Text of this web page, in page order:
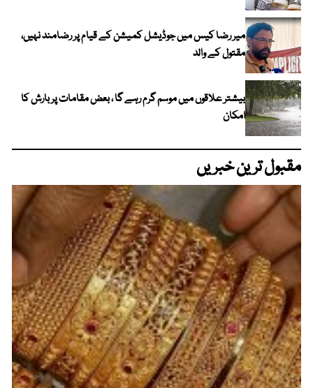
میر رضا کیس میں جوڈیشل کمیشن کے قیام پر رضامند نہیں،
مقتول کے والد
بیشتر علاقوں میں موسم گرم رہے گا ، بعض مقامات پر بارش کا
امکان
مقبول ترین خبریں